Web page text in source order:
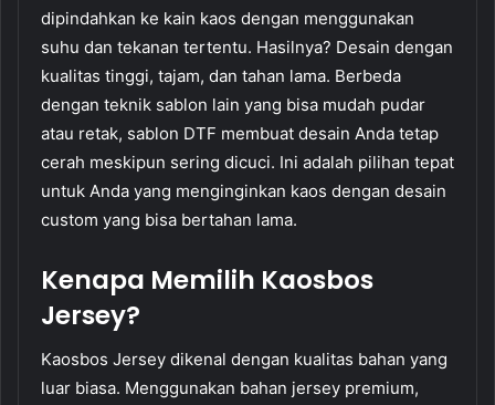
dipindahkan ke kain kaos dengan menggunakan
suhu dan tekanan tertentu. Hasilnya? Desain dengan
kualitas tinggi, tajam, dan tahan lama. Berbeda
dengan teknik sablon lain yang bisa mudah pudar
atau retak, sablon DTF membuat desain Anda tetap
cerah meskipun sering dicuci. Ini adalah pilihan tepat
untuk Anda yang menginginkan kaos dengan desain
custom yang bisa bertahan lama.
Kenapa Memilih Kaosbos
Jersey?
Kaosbos Jersey dikenal dengan kualitas bahan yang
luar biasa. Menggunakan bahan jersey premium,